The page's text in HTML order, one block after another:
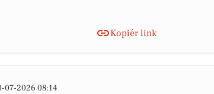
Kopiér link
07-2026 08:14